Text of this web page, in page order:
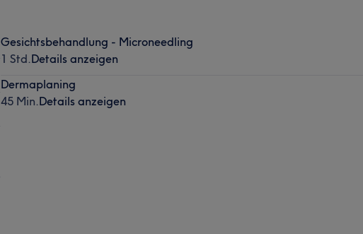
Gesichtsbehandlung - Microneedling
1 Std.Details anzeigen
Dermaplaning
45 Min.Details anzeigen